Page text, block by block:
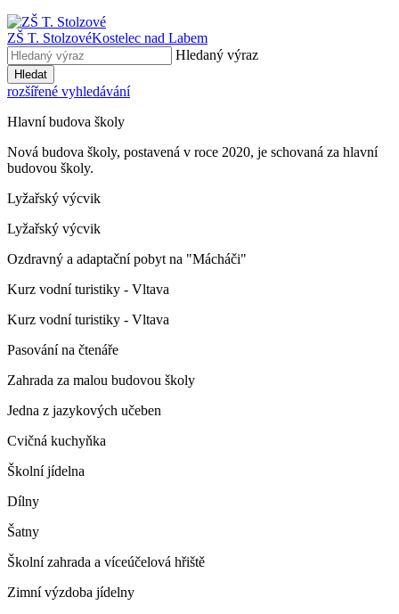
ZŠ T. StolzovéKostelec nad Labem
Hledaný výraz
Hledat
rozšířené vyhledávání
Hlavní budova školy
Nová budova školy, postavená v roce 2020, je schovaná za hlavní
budovou školy.
Lyžařský výcvik
Lyžařský výcvik
Ozdravný a adaptační pobyt na "Mácháči"
Kurz vodní turistiky - Vltava
Kurz vodní turistiky - Vltava
Pasování na čtenáře
Zahrada za malou budovou školy
Jedna z jazykových učeben
Cvičná kuchyňka
Školní jídelna
Dílny
Šatny
Školní zahrada a víceúčelová hřiště
Zimní výzdoba jídelny